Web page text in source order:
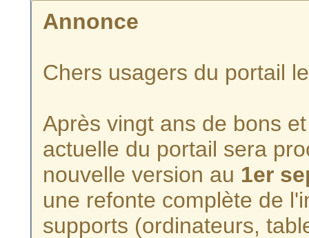
Annonce
Chers usagers du portail
Après vingt ans de bons
actuelle du portail sera
nouvelle version au 1er
une refonte complète de
supports (ordinateurs,